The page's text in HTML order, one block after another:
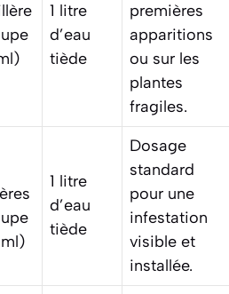
1 litre
d’eau
tiède
premières
apparitions
ou sur les
plantes
fragiles.
1 litre
d’eau
tiède
Dosage
standard
pour une
infestation
visible et
installée.